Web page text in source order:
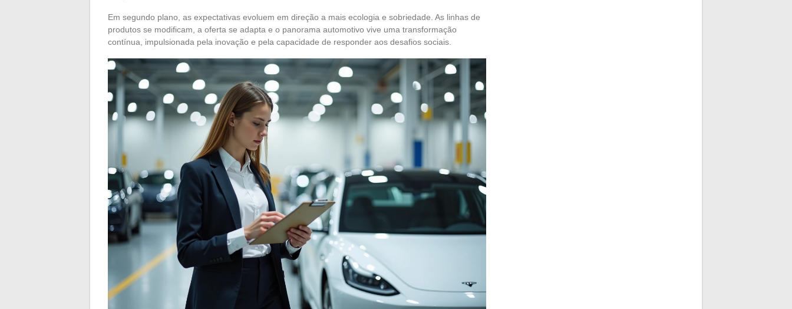
Em segundo plano, as expectativas evoluem em direção a mais ecologia e sobriedade. As linhas de
produtos se modificam, a oferta se adapta e o panorama automotivo vive uma transformação
contínua, impulsionada pela inovação e pela capacidade de responder aos desafios sociais.